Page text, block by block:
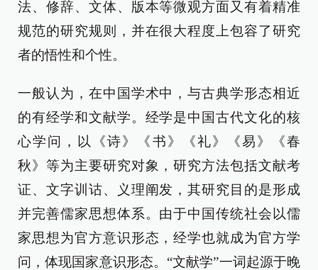
法、修辞、文体、版本等微观方面又有着精准
规范的研究规则，并在很大程度上包容了研究
者的悟性和个性。
一般认为，在中国学术中，与古典学形态相近
的有经学和文献学。经学是中国古代文化的核
心学问，以《诗》《书》《礼》《易》《春
秋》等为主要研究对象，研究方法包括文献考
证、文字训诂、义理阐发，其研究目的是形成
并完善儒家思想体系。由于中国传统社会以儒
家思想为官方意识形态，经学也就成为官方学
问，体现国家意识形态。“文献学”一词起源于晚